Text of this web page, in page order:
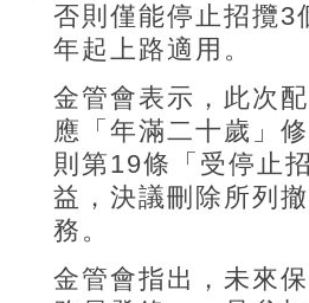
否則僅能停止招攬3
年起上路適用。
金管會表示，此次
應「年滿二十歲」
則第19條「受停止
益，決議刪除所列
務。
金管會指出，未來